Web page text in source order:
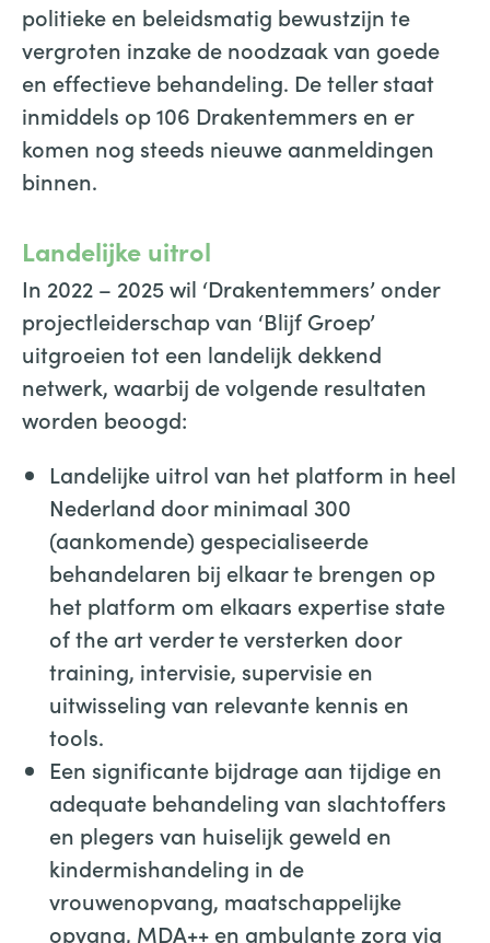
politieke en beleidsmatig bewustzijn te
vergroten inzake de noodzaak van goede
en effectieve behandeling. De teller staat
inmiddels op 106 Drakentemmers en er
komen nog steeds nieuwe aanmeldingen
binnen.
Landelijke uitrol
In 2022 – 2025 wil ‘Drakentemmers’ onder
projectleiderschap van ‘Blijf Groep’
uitgroeien tot een landelijk dekkend
netwerk, waarbij de volgende resultaten
worden beoogd:
Landelijke uitrol van het platform in heel
Nederland door minimaal 300
(aankomende) gespecialiseerde
behandelaren bij elkaar te brengen op
het platform om elkaars expertise state
of the art verder te versterken door
training, intervisie, supervisie en
uitwisseling van relevante kennis en
tools.
Een significante bijdrage aan tijdige en
adequate behandeling van slachtoffers
en plegers van huiselijk geweld en
kindermishandeling in de
vrouwenopvang, maatschappelijke
opvang, MDA++ en ambulante zorg via